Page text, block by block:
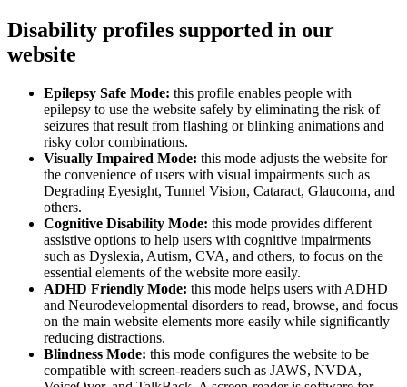
Disability profiles supported in our
website
Epilepsy Safe Mode: this profile enables people with
epilepsy to use the website safely by eliminating the risk of
seizures that result from flashing or blinking animations and
risky color combinations.
Visually Impaired Mode: this mode adjusts the website for
the convenience of users with visual impairments such as
Degrading Eyesight, Tunnel Vision, Cataract, Glaucoma, and
others.
Cognitive Disability Mode: this mode provides different
assistive options to help users with cognitive impairments
such as Dyslexia, Autism, CVA, and others, to focus on the
essential elements of the website more easily.
ADHD Friendly Mode: this mode helps users with ADHD
and Neurodevelopmental disorders to read, browse, and focus
on the main website elements more easily while significantly
reducing distractions.
Blindness Mode: this mode configures the website to be
compatible with screen-readers such as JAWS, NVDA,